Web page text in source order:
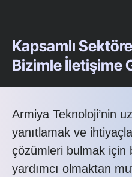
Kapsamlı
Bizimle İletişime
Armiya Teknoloji’nin
yanıtlamak ve
çözümleri bulmak için
yardımcı olmaktan